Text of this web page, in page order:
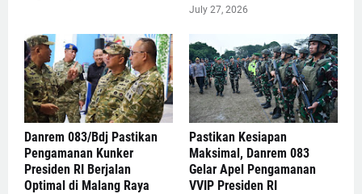
July 27, 2026
Danrem 083/Bdj Pastikan
Pengamanan Kunker
Presiden RI Berjalan
Optimal di Malang Raya
Pastikan Kesiapan
Maksimal, Danrem 083
Gelar Apel Pengamanan
VVIP Presiden RI